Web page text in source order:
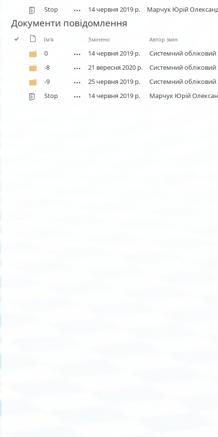
Stop
14 червня 2019 р. Марчук Юрій
Документи повідомлення
Ім'я Змінено Автор змін
0 14 червня 2019 р.
Системний обліковий
-8
21 вересня 2020 р.
Системний обліковий
-9
25 червня 2019 р.
Системний обліковий
Stop
14 червня 2019 р. Марчук Юрій